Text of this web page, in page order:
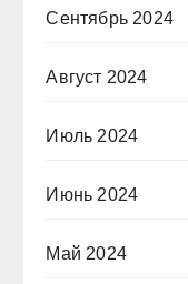
Сентябрь 2024
Август 2024
Июль 2024
Июнь 2024
Май 2024